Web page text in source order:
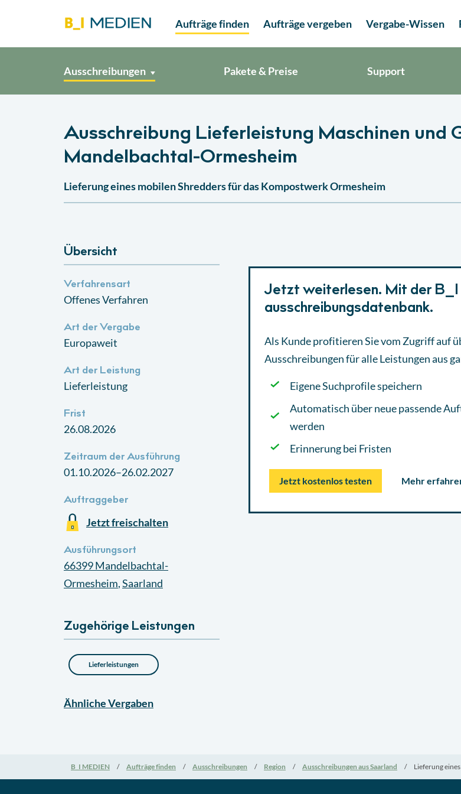
Aufträge finden Aufträge vergeben Vergabe-Wissen
Ausschreibungen Pakete & Preise Support
Ausschreibung Lieferleistung Maschinen und
Mandelbachtal-Ormesheim
Lieferung eines mobilen Shredders für das Kompostwerk Ormesheim
Übersicht
Verfahrensart
Offenes Verfahren
Art der Vergabe
Europaweit
Art der Leistung
Lieferleistung
Frist
26.08.2026
Zeitraum der Ausführung
01.10.2026–26.02.2027
Auftraggeber
Jetzt freischalten
Ausführungsort
66399Mandelbachtal-
Ormesheim,Saarland
Zugehörige Leistungen
Lieferleistungen
ÄhnlicheVergaben
Jetzt weiterlesen. Mit der B_I
ausschreibungsdatenbank.
Als Kunde profitieren Sie vom Zugriff auf
Ausschreibungenfür alle Leistungen aus
Eigene Suchprofile speichern
Automatisch über neue passende
werden
Erinnerung bei Fristen
Jetzt kostenlos testen Mehr
B_I MEDIEN Aufträge finden Ausschreibungen Region Ausschreibungen aus Saarland Lieferung